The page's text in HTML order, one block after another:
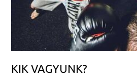
KIK VAGYUNK?